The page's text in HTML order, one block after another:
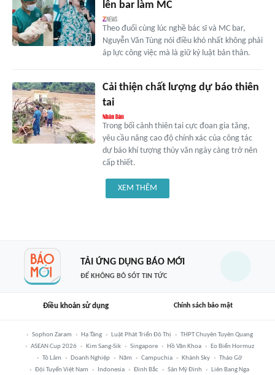
lên bar làm MC
Theo đuổi cùng lúc nghề bác sĩ và MC bar,
Nguyễn Văn Tùng nói điều khó nhất không phải
áp lực công việc mà là giữ kỷ luật bản thân.
Cải thiện chất lượng dự báo thiên
tai
Trong bối cảnh thiên tai cực đoan gia tăng,
yêu cầu nâng cao độ chính xác của công tác
dự báo khí tượng thủy văn ngày càng trở nên
cấp thiết.
XEM THÊM
TẢI ỨNG DỤNG BÁO MỚI
ĐỂ KHÔNG BỎ SÓT TIN TỨC
Điều khoản sử dụng Chính sách bảo mật
Sophon Zaram Hạ Tầng Luật Phát Triển Đô Thị
THPT Chuyên Tuyên Quang
ASEAN Cup 2026
Kim Sang-Sik Singapore Hồ Văn Khoa
Eo Biển Hormuz
Tô Lâm
Doanh Nghiệp Năm Campuchia Khánh Sky
Tháo Gỡ
Đội Tuyển Việt Nam
Indonesia Đình Bắc Sân Mỹ Đình Liên Bang Nga